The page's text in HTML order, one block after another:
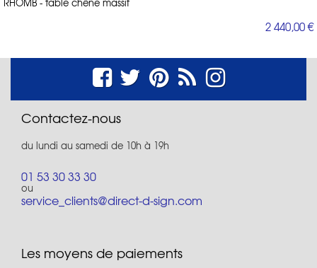
2 440,00 €
Contactez-nous
du lundi au samedi de 10h à 19h
01 53 30 33 30
ou
service_clients@direct-d-sign.com
Les moyens de paiements